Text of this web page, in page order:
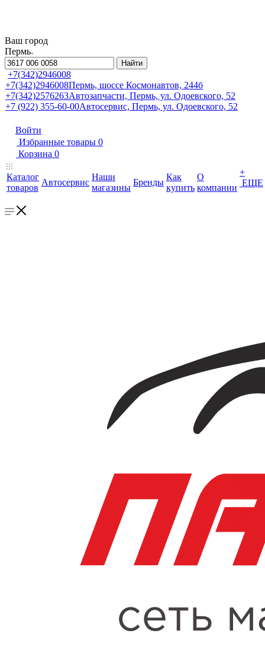
Ваш город
Пермь
Найти
+7(342)2946008
+7(342)2946008Пермь, шоссе Космонавтов, 244б
+7(342)2576263Автозапчасти, Пермь, ул. Одоевского, 52
+7 (922) 355-60-00Автосервис, Пермь, ул. Одоевского, 52
Войти
Избранные товары 0
Корзина 0
Каталог
товаров
Автосервис
Наши
магазины
Бренды
Как
купить
О
компании
+
ЕЩЕ